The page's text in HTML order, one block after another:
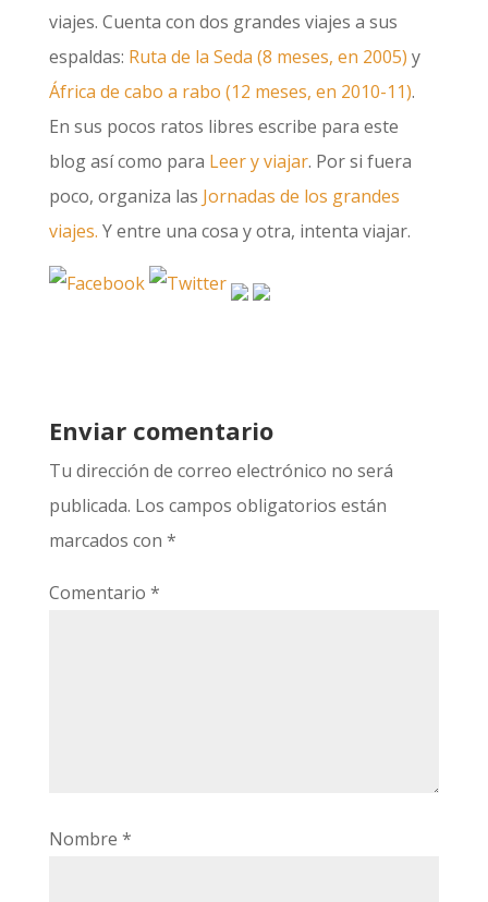
viajes. Cuenta con dos grandes viajes a sus
espaldas: Ruta de la Seda (8 meses, en 2005) y
África de cabo a rabo (12 meses, en 2010-11).
En sus pocos ratos libres escribe para este
blog así como para Leer y viajar. Por si fuera
poco, organiza las Jornadas de los grandes
viajes. Y entre una cosa y otra, intenta viajar.
Enviar comentario
Tu dirección de correo electrónico no será
publicada. Los campos obligatorios están
marcados con *
Comentario *
Nombre *